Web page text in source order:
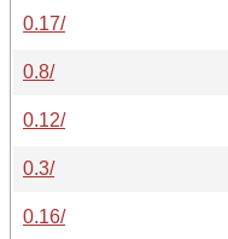
0.17/
0.8/
0.12/
0.3/
0.16/